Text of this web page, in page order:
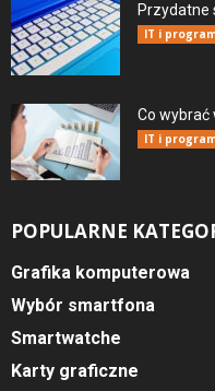
Przydatne
IT i
Co wybrać
IT i
POPULARNE
Grafika komputerowa
Wybór smartfona
Smartwatche
Karty graficzne